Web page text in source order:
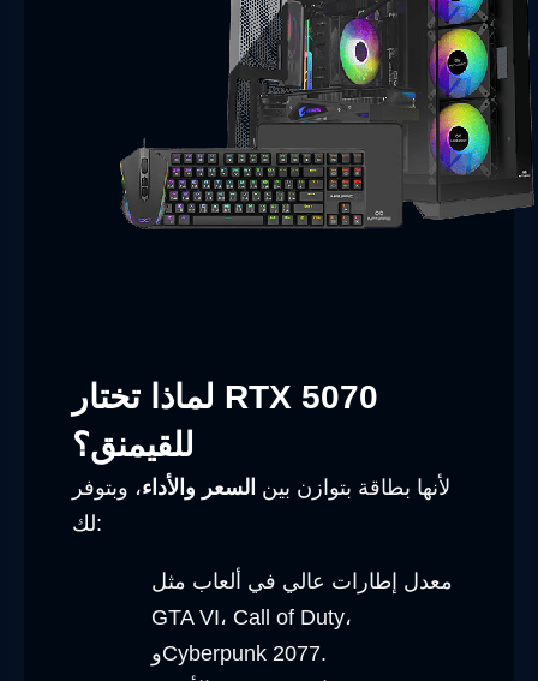
لماذا تختار RTX 5070
للقيمنق؟
لأنها بطاقة بتوازن بين السعر والأداء، وبتوفر
لك:
معدل إطارات عالي في ألعاب مثل
GTA VI، Call of Duty،
وCyberpunk 2077.